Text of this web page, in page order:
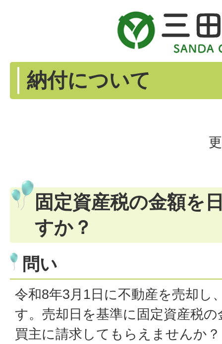
納付について
固定資産税の金額を
すか？
問い
令和8年3月1日に不動産を売却し
す。売却日を基準に固定資産税
買主に請求してもらえませんか？